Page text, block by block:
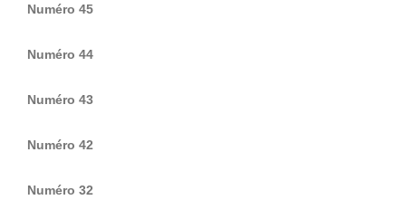
Numéro 45
Numéro 44
Numéro 43
Numéro 42
Numéro 32